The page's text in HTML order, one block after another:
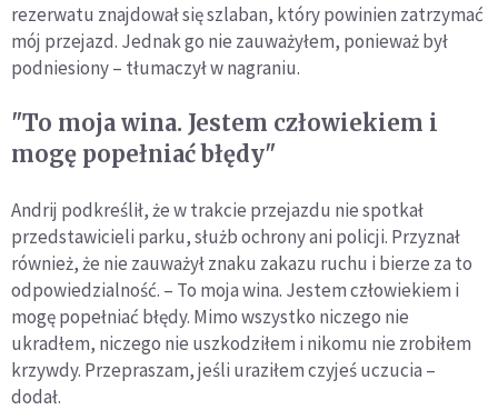
rezerwatu znajdował się szlaban, który powinien zatrzymać
mój przejazd. Jednak go nie zauważyłem, ponieważ był
podniesiony – tłumaczył w nagraniu.
"To moja wina. Jestem człowiekiem i
mogę popełniać błędy"
Andrij podkreślił, że w trakcie przejazdu nie spotkał
przedstawicieli parku, służb ochrony ani policji. Przyznał
również, że nie zauważył znaku zakazu ruchu i bierze za to
odpowiedzialność. – To moja wina. Jestem człowiekiem i
mogę popełniać błędy. Mimo wszystko niczego nie
ukradłem, niczego nie uszkodziłem i nikomu nie zrobiłem
krzywdy. Przepraszam, jeśli uraziłem czyjeś uczucia –
dodał.